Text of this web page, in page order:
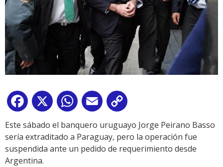
Facebook
X WhatsApp
Email
Link
Este sábado el banquero uruguayo Jorge Peirano Basso
sería extraditado a Paraguay, pero la operación fue
suspendida ante un pedido de requerimiento desde
Argentina.